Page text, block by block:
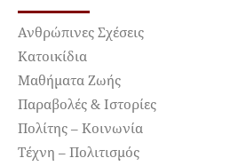
Ανθρώπινες Σχέσεις
Κατοικίδια
Μαθήματα Ζωής
Παραβολές & Ιστορίες
Πολίτης – Κοινωνία
Τέχνη – Πολιτισμός